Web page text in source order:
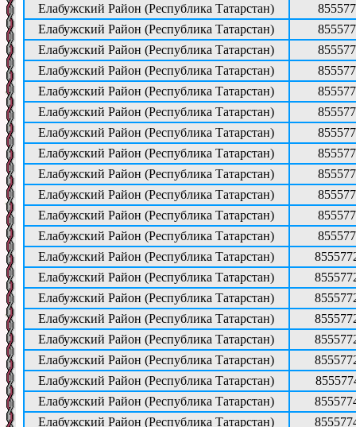
Елабужский Район (Республика Татарстан)
Елабужский Район (Республика Татарстан)
Елабужский Район (Республика Татарстан)
Елабужский Район (Республика Татарстан)
Елабужский Район (Республика Татарстан)
Елабужский Район (Республика Татарстан)
Елабужский Район (Республика Татарстан)
Елабужский Район (Республика Татарстан)
Елабужский Район (Республика Татарстан)
Елабужский Район (Республика Татарстан)
Елабужский Район (Республика Татарстан)
Елабужский Район (Республика Татарстан)
Елабужский Район (Республика Татарстан)
Елабужский Район (Республика Татарстан)
Елабужский Район (Республика Татарстан)
Елабужский Район (Республика Татарстан)
Елабужский Район (Республика Татарстан)
Елабужский Район (Республика Татарстан)
Елабужский Район (Республика Татарстан)
Елабужский Район (Республика Татарстан)
Елабужский Район (Республика Татарстан)